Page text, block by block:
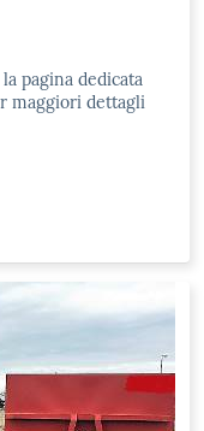
la pagina dedicata
maggiori dettagli